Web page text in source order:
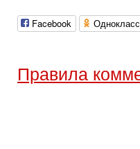
Facebook
Правила